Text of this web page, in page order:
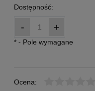
Dostępność:
- +
* - Pole wymagane
Ocena: